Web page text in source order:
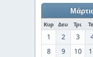
Κυρ Δευ Τρι
1 2 3
8
9 10